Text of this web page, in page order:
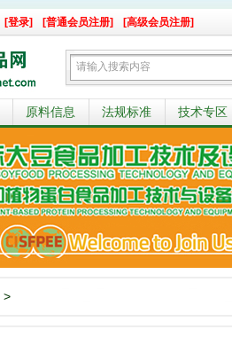
[登录] [普通会员注册] [高级会员注册]
原料信息 法规标准 技术专区
>